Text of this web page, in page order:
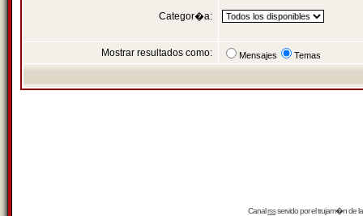
Categor�a:
Mostrar resultados como: Mensajes Temas
Canalrssservido por eltrujam�nde